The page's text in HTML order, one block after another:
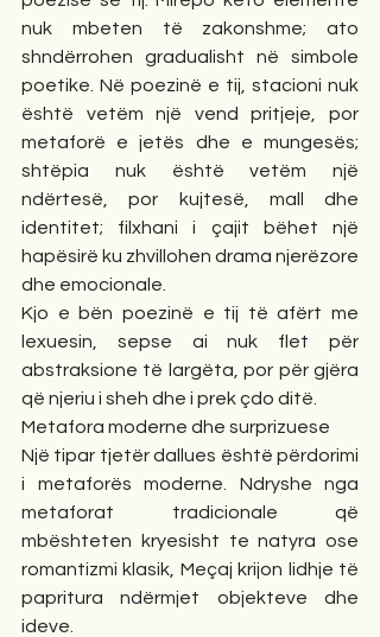
nuk mbeten të zakonshme; ato
shndërrohen gradualisht në simbole
poetike. Në poezinë e tij, stacioni nuk
është vetëm një vend pritjeje, por
metaforë e jetës dhe e mungesës;
shtëpia nuk është vetëm një
ndërtesë, por kujtesë, mall dhe
identitet; filxhani i çajit bëhet një
hapësirë ku zhvillohen drama njerëzore
dhe emocionale.
Kjo e bën poezinë e tij të afërt me
lexuesin, sepse ai nuk flet për
abstraksione të largëta, por për gjëra
që njeriu i sheh dhe i prek çdo ditë.
Metafora moderne dhe surprizuese
Një tipar tjetër dallues është përdorimi
i metaforës moderne. Ndryshe nga
metaforat tradicionale që
mbështeten kryesisht te natyra ose
romantizmi klasik, Meçaj krijon lidhje të
papritura ndërmjet objekteve dhe
ideve.